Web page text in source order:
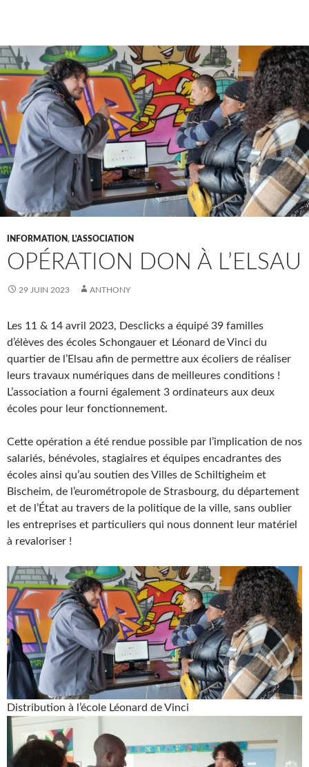
INFORMATION, L'ASSOCIATION
OPÉRATION DON À L’ELSAU
29 JUIN 2023 ANTHONY
Les 11 & 14 avril 2023, Desclicks a équipé 39 familles
d’élèves des écoles Schongauer et Léonard de Vinci du
quartier de l’Elsau afin de permettre aux écoliers de réaliser
leurs travaux numériques dans de meilleures conditions !
L’association a fourni également 3 ordinateurs aux deux
écoles pour leur fonctionnement.
Cette opération a été rendue possible par l’implication de nos
salariés, bénévoles, stagiaires et équipes encadrantes des
écoles ainsi qu’au soutien des Villes de Schiltigheim et
Bischeim, de l’eurométropole de Strasbourg, du département
et de l’État au travers de la politique de la ville, sans oublier
les entreprises et particuliers qui nous donnent leur matériel
à revaloriser !
Distribution à l’école Léonard de Vinci